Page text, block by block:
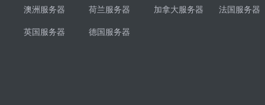
澳洲服务器 荷兰服务器 加拿大服务器 法国服务器
英国服务器 德国服务器